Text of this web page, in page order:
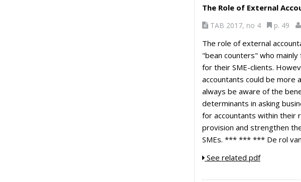
The Role of External
TAB 2017, no 4 p. 49
The role of external
"bean counters" who
for their SME-clients.
accountants could be more
always be aware of the
determinants in asking
for accountants within their
provision and strengthen
SMEs. *** *** *** De rol
See related pdf